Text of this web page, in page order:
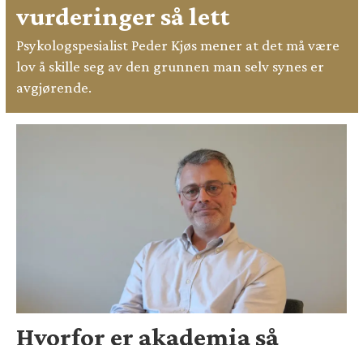
vurderinger så lett
Psykologspesialist Peder Kjøs mener at det må være
lov å skille seg av den grunnen man selv synes er
avgjørende.
Hvorfor er akademia så